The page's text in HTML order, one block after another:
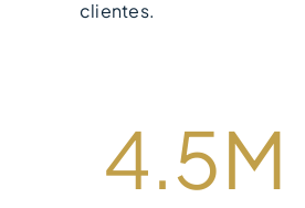
clientes.
4.5M